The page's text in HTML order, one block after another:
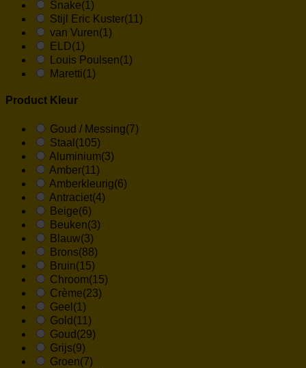
Snake(1)
Stijl Eric Kuster(11)
van Vuren(1)
ELD(1)
Louis Poulsen(1)
Maretti(1)
Product Kleur
Goud / Messing(7)
Staal (105)
Aluminium(3)
Amber(11)
Amberkleurig(6)
Antraciet(4)
Beige(6)
Beuken(3)
Blauw(3)
Brons(88)
Bruin(15)
Chroom(15)
Crème(23)
Geel (1)
Gold (11)
Goud (29)
Grijs(9)
Groen(7)